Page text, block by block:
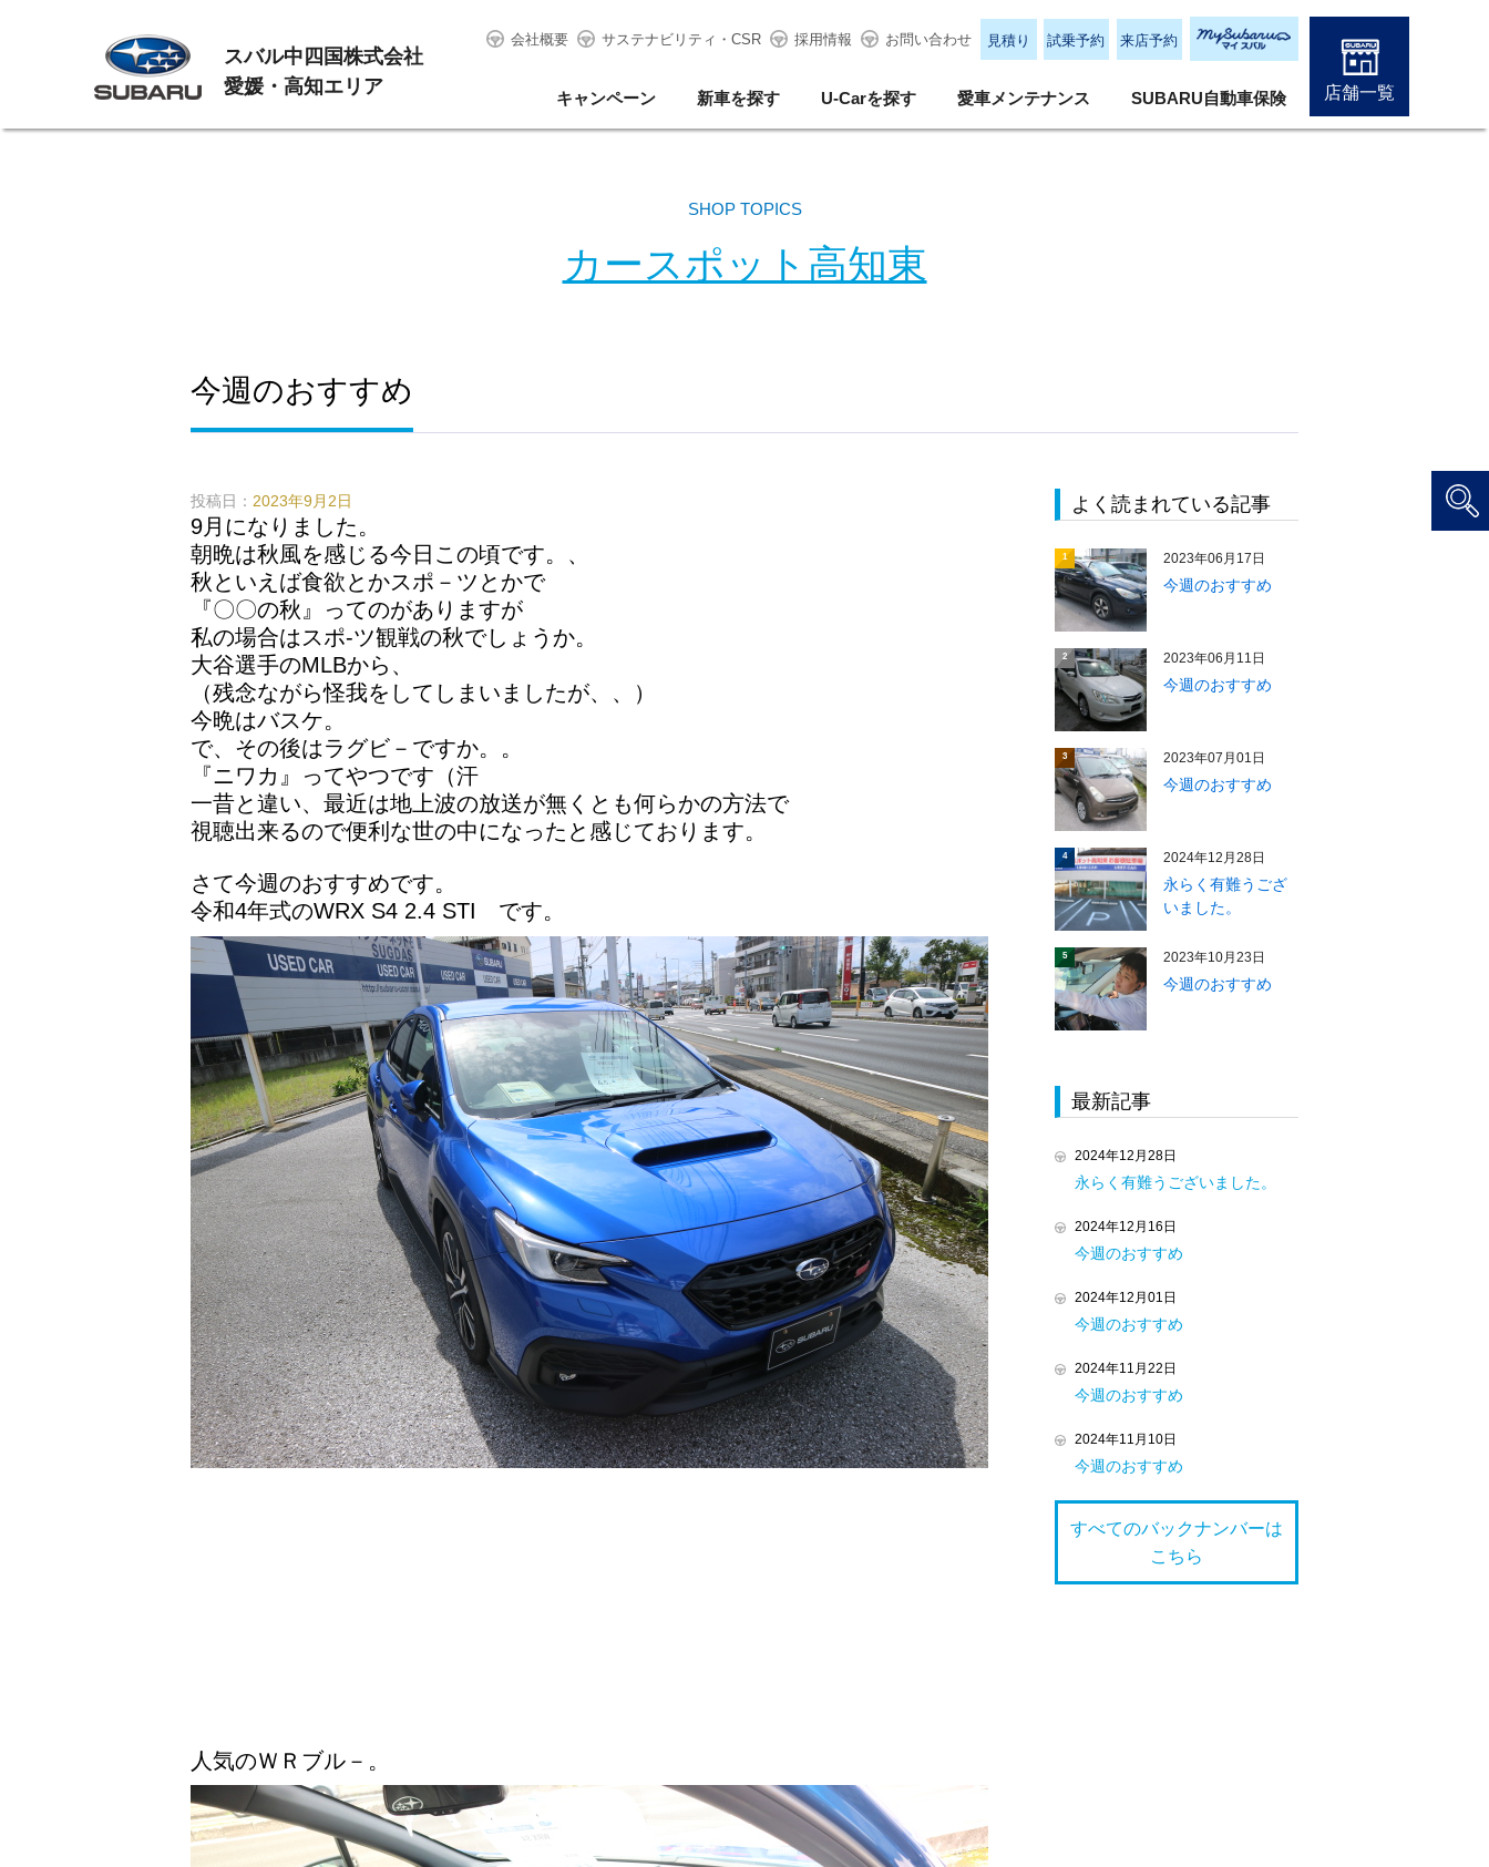
スバル中四国株式会社
愛媛・高知エリア
会社概要 サステナビリティ・CSR 採用情報 お問い合わせ 見積り 試乗予約 来店予約
キャンペーン 新車を探す U-Carを探す 愛車メンテナンス SUBARU自動車保険 店舗一覧
SHOP TOPICS
カースポット高知東
今週のおすすめ
投稿日： 2023年9月2日
9月になりました。
朝晩は秋風を感じる今日この頃です。、
秋といえば食欲とかスポ－ツとかで
『〇〇の秋』ってのがありますが
私の場合はスポ-ツ観戦の秋でしょうか。
大谷選手のMLBから、
（残念ながら怪我をしてしまいましたが、、）
今晩はバスケ。
で、その後はラグビ－ですか。。
『ニワカ』ってやつです（汗
一昔と違い、最近は地上波の放送が無くとも何らかの方法で
視聴出来るので便利な世の中になったと感じております。
さて今週のおすすめです。
令和4年式のWRX S4 2.4 STI です。
人気のＷＲブル－。
よく読まれている記事
1 2023年06月17日
今週のおすすめ
2 2023年06月11日
今週のおすすめ
3 2023年07月01日
今週のおすすめ
4 2024年12月28日
永らく有難うござ
いました。
5 2023年10月23日
今週のおすすめ
最新記事
2024年12月28日
永らく有難うございました。
2024年12月16日
今週のおすすめ
2024年12月01日
今週のおすすめ
2024年11月22日
今週のおすすめ
2024年11月10日
今週のおすすめ
すべてのバックナンバーは
こちら